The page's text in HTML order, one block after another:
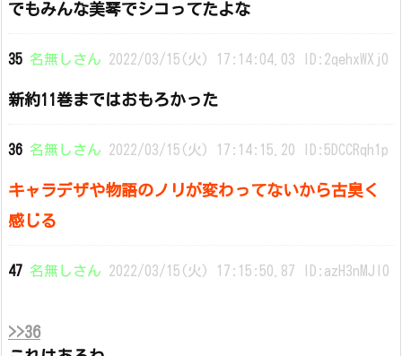
でもみんな美琴でシコってたよな
35 名無しさん 2022/03/15(火) 17:14:04.03 ID:2qehxWXj0
新約11巻まではおもろかった
36 名無しさん 2022/03/15(火) 17:14:15.20 ID:5DCCRqh1p
キャラデザや物語のノリが変わってないから古臭く
感じる
47 名無しさん 2022/03/15(火) 17:15:50.87 ID:azH3nMJI0
>>36